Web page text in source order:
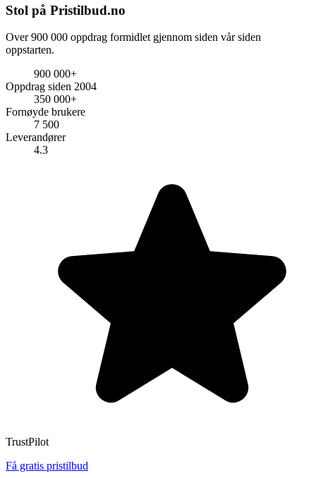
Stol på Pristilbud.no
Over 900 000 oppdrag formidlet gjennom siden vår siden
oppstarten.
900 000+
Oppdrag siden 2004
350 000+
Fornøyde brukere
7 500
Leverandører
4.3
TrustPilot
Få gratis pristilbud